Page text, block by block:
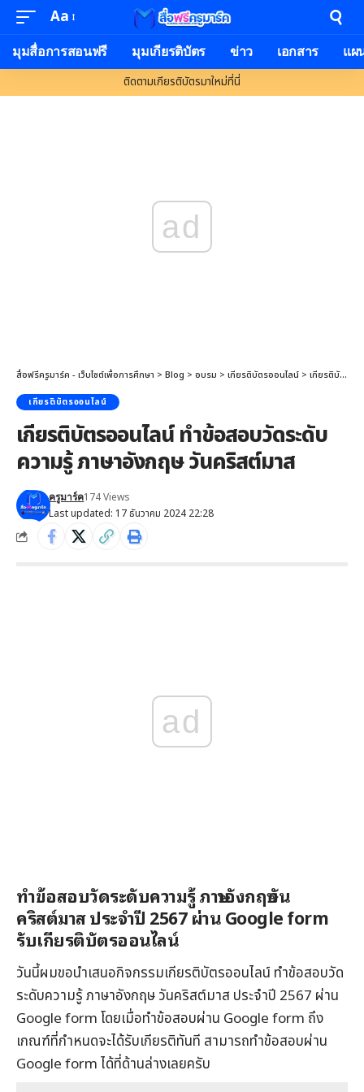
Aa
มุมสื่อการสอนฟรี มุมเกียรติบัตร ข่าว เอกสาร แผ
ติดตามเกียรติบัตรมาใหม่ที่นี่
ad
สื่อฟรีครูมาร์ค - เว็บไซต์เพื่อการศึกษา > Blog > อบรม > เกียรติบัตรออนไลน์ > เกียรติบัตรออนไลน์ ทำข้อสอบวัดระดับความรู้ ภาษาอังกฤษ วันคริสต์มาส
เกียรติบัตรออนไลน์
เกียรติบัตรออนไลน์ ทำข้อสอบวัดระดับ
ความรู้ ภาษาอังกฤษ วันคริสต์มาส
Last updated: 17 ธันวาคม 2024 22:28
ครูมาร์ค174 Views
ad
ทำข้อสอบวัดระดับความรู้ ภาษาอังกฤษ วัน
คริสต์มาส ประจำปี 2567 ผ่าน Google form
รับเกียรติบัตรออนไลน์
วันนี้ผมขอนำเสนอกิจกรรมเกียรติบัตรออนไลน์ ทำข้อสอบวัด
ระดับความรู้ ภาษาอังกฤษ วันคริสต์มาส ประจำปี 2567 ผ่าน
Google form โดยเมื่อทำข้อสอบผ่าน Google form ถึง
เกณฑ์ที่กำหนดจะได้รับเกียรติทันที สามารถทำข้อสอบผ่าน
Google form ได้ที่ด้านล่างเลยครับ